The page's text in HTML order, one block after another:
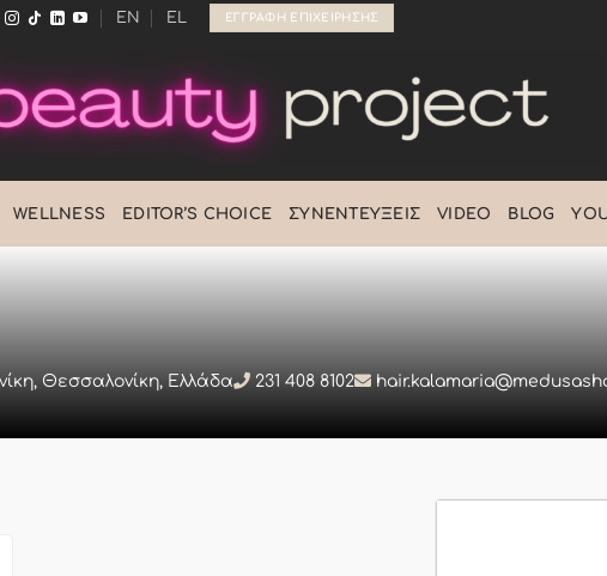
EN EL ΕΓΓΡΑΦΉ ΕΠΙΧΕΊΡΗΣΗΣ
WELLNESS EDITOR’S CHOICE ΣΥΝΕΝΤΕΎΞΕΙΣ VIDEO BLOG
Θεσσαλονίκη, Ελλάδα 231 408 8102